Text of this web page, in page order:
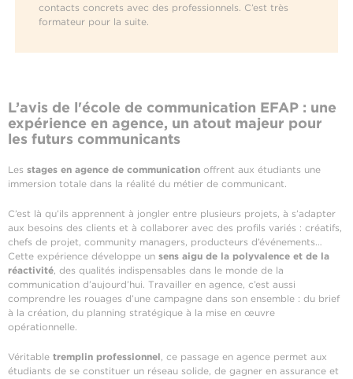
contacts concrets avec des professionnels. C’est très
formateur pour la suite.
L’avis de l'école de communication EFAP : une
expérience en agence, un atout majeur pour
les futurs communicants
Les stages en agence de communication offrent aux étudiants une
immersion totale dans la réalité du métier de communicant.
C’est là qu’ils apprennent à jongler entre plusieurs projets, à s’adapter
aux besoins des clients et à collaborer avec des profils variés : créatifs,
chefs de projet, community managers, producteurs d’événements…
Cette expérience développe un sens aigu de la polyvalence et de la
réactivité, des qualités indispensables dans le monde de la
communication d’aujourd’hui. Travailler en agence, c’est aussi
comprendre les rouages d’une campagne dans son ensemble : du brief
à la création, du planning stratégique à la mise en œuvre
opérationnelle.
Véritable tremplin professionnel, ce passage en agence permet aux
étudiants de se constituer un réseau solide, de gagner en assurance et